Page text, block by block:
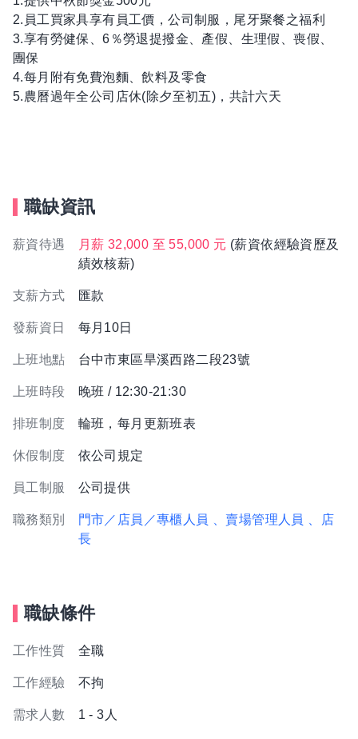
2.員工買家具享有員工價，公司制服，尾牙聚餐之福利
3.享有勞健保、6％勞退提撥金、產假、生理假、喪假、
團保
4.每月附有免費泡麵、飲料及零食
5.農曆過年全公司店休(除夕至初五)，共計六天
職缺資訊
薪資待遇 月薪 32,000 至 55,000 元 (薪資依經驗資歷及
績效核薪)
支薪方式 匯款
發薪資日 每月10日
上班地點 台中市東區旱溪西路二段23號
上班時段 晚班 / 12:30-21:30
排班制度 輪班，每月更新班表
休假制度 依公司規定
員工制服 公司提供
職務類別 門市／店員／專櫃人員 、賣場管理人員
、店
長
職缺條件
工作性質 全職
工作經驗 不拘
需求人數 1 - 3人